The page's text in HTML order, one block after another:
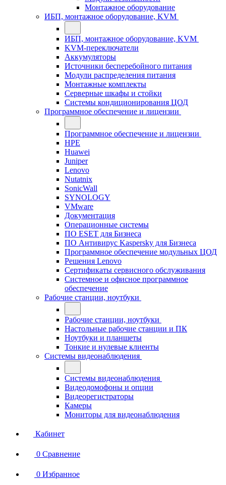
Монтажное оборудование
ИБП, монтажное оборудование, KVM
ИБП, монтажное оборудование, KVM
KVM-переключатели
Аккумуляторы
Источники бесперебойного питания
Модули распределения питания
Монтажные комплекты
Серверные шкафы и стойки
Системы кондиционирования ЦОД
Программное обеспечение и лицензии
Программное обеспечение и лицензии
HPE
Huawei
Juniper
Lenovo
Nutatnix
SonicWall
SYNOLOGY
VMware
Документация
Операционные системы
ПО ESET для Бизнеса
ПО Антивирус Kaspersky для Бизнеса
Программное обеспечение модульных ЦОД
Решения Lenovo
Сертификаты сервисного обслуживания
Системное и офисное программное
обеспечение
Рабочие станции, ноутбуки
Рабочие станции, ноутбуки
Настольные рабочие станции и ПК
Ноутбуки и планшеты
Тонкие и нулевые клиенты
Системы видеонаблюдения
Системы видеонаблюдения
Видеодомофоны и опции
Видеорегистраторы
Камеры
Мониторы для видеонаблюдения
Кабинет
0 Сравнение
0 Избранное